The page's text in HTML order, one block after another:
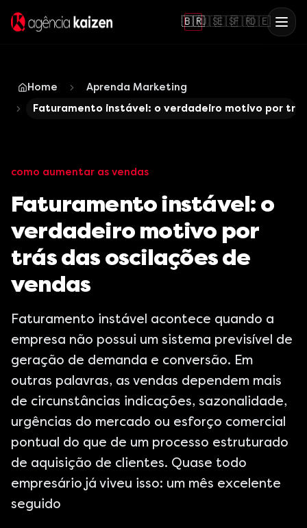
🇧🇷🇺🇸🇪🇸🇫🇷🇩🇪
Home
Aprenda Marketing
Faturamento instável: o verdadeiro motivo por
como aumentar as vendas
Faturamento instável: o
verdadeiro motivo por
trás das oscilações de
vendas
Faturamento instável acontece quando a
empresa não possui um sistema previsível de
geração de demanda e conversão. Em
outras palavras, as vendas dependem mais
de circunstâncias indicações, sazonalidade,
urgências do mercado ou esforço comercial
pontual do que de um processo estruturado
de aquisição de clientes. Quase todo
empresário já viveu isso: um mês excelente
seguido